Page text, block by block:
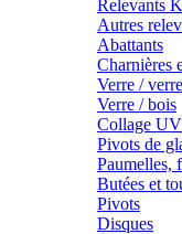
Relevants
Autres
Abattants
Charnières
Verre / verre
Verre / bois
Collage UV
Pivots de
Paumelles,
Butées et
Pivots
Disques